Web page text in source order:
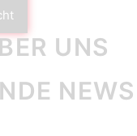
UNS
NEWS